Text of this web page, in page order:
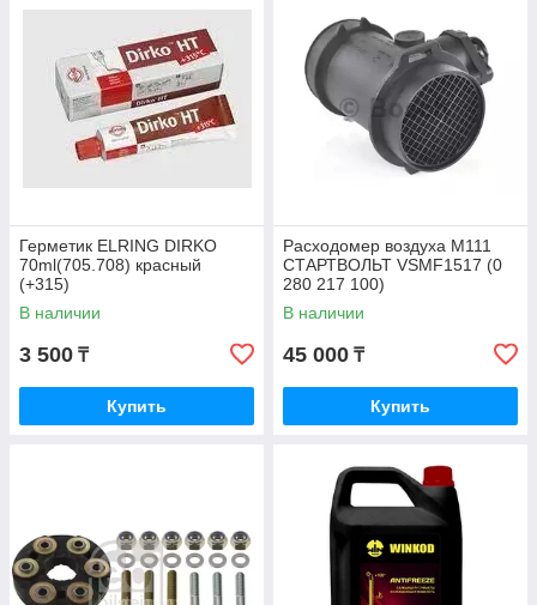
Герметик ELRING DIRKO
70ml(705.708) красный
(+315)
В наличии
3 500 ₸
Купить
Расходомер воздуха M111
СТАРТВОЛЬТ VSMF1517 (0
280 217 100)
В наличии
45 000 ₸
Купить